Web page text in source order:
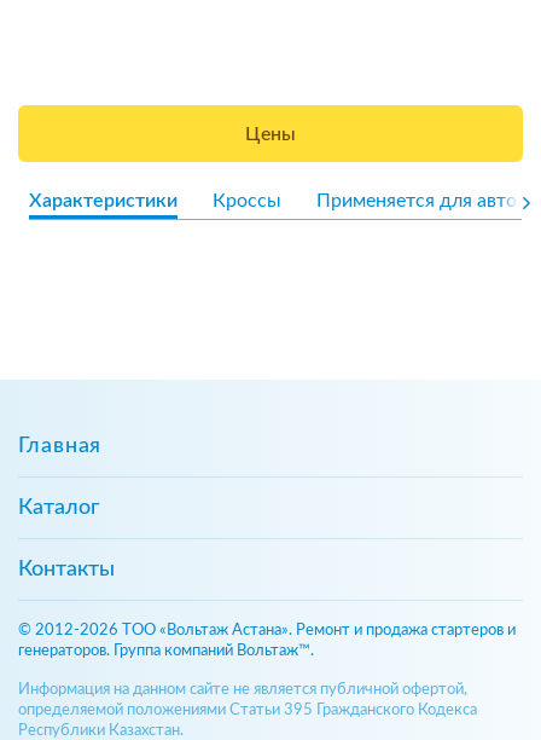
Цены
Характеристики Кроссы Применяется для авто
Главная
Каталог
Контакты
© 2012-2026 ТОО «Вольтаж Астана». Ремонт и продажа стартеров и
генераторов. Группа компаний Вольтаж™.
Информация на данном сайте не является публичной офертой,
определяемой положениями Статьи 395 Гражданского Кодекса
Республики Казахстан.